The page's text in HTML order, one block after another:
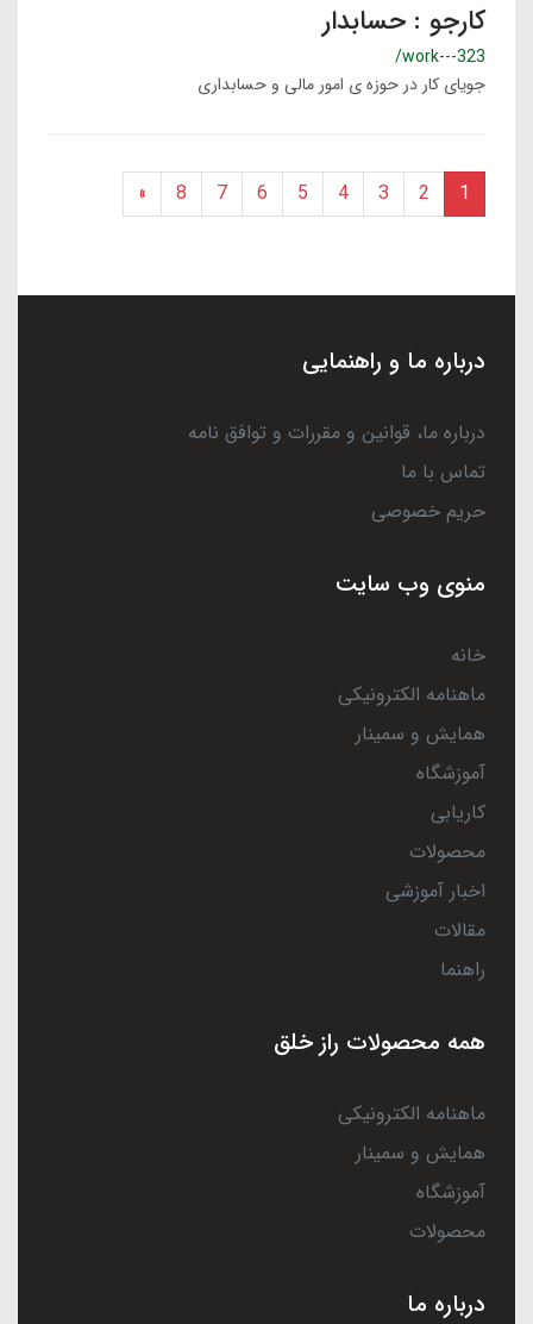
کارجو : حسابدار
/work---323
جویای کار در حوزه ی امور مالی و حسابداری
1
2
3
4
5
6
7
8
»
درباره ما و راهنمایی
درباره ما، قوانین و مقررات و توافق نامه
تماس با ما
حریم خصوصی
منوی وب سایت
خانه
ماهنامه الکترونیکی
همایش و سمینار
آموزشگاه
کاریابی
محصولات
اخبار آموزشی
مقالات
راهنما
همه محصولات راز خلق
ماهنامه الکترونیکی
همایش و سمینار
آموزشگاه
محصولات
درباره ما